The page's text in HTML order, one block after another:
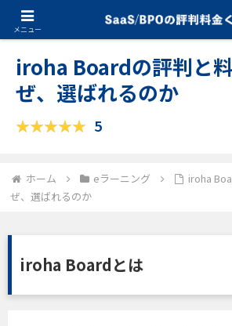
eラーニング
iroha Boardの評判と
ぜ、選ばれるのか
5
ホーム eラーニング
iroha
ぜ、選ばれるのか
iroha Boardとは
メニュー